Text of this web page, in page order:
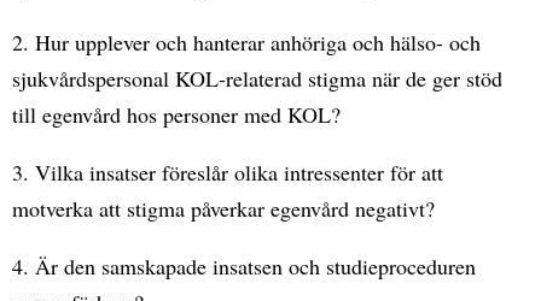
2. Hur upplever och hanterar anhöriga och hälso- och
sjukvårdspersonal KOL-relaterad stigma när de ger stöd
till egenvård hos personer med KOL?
3. Vilka insatser föreslår olika intressenter för att
motverka att stigma påverkar egenvård negativt?
4. Är den samskapade insatsen och studieproceduren